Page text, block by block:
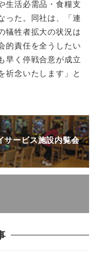
生活必需品・食糧支
った。同社は、「連
犠牲者拡大の状況は
的責任を全うしたい
早く停戦合意が成立
祈念いたします」と
ービス施設内覧会